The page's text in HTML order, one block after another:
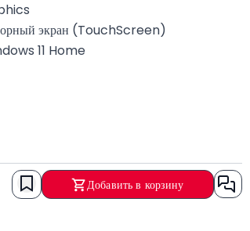
экран (TouchScreen)
11 Home
Добавить в корзину